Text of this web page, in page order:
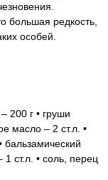
большая редкость,
особей.
200 г • груши
масло – 2 ст.л. •
бальзамический
1 ст.л. • соль, перец